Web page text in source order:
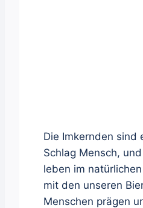
Die Imkernden sind
Schlag Mensch,
leben im
mit den unseren
Menschen prägen